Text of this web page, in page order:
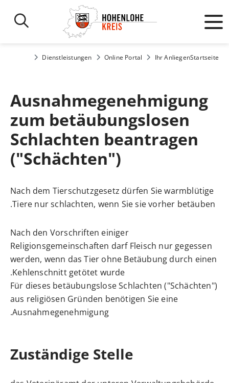
Startseite
Ihr Anliegen
Online Portal
Dienstleistungen
Ausnahmegenehmigung
zum betäubungslosen
Schlachten beantragen
("Schächten")
Nach dem Tierschutzgesetz dürfen Sie warmblütige
Tiere nur schlachten, wenn Sie sie vorher betäuben.
Nach den Vorschriften einiger
Religionsgemeinschaften darf Fleisch nur gegessen
werden, wenn das Tier ohne Betäubung durch einen
Kehlenschnitt getötet wurde.
Für dieses betäubungslose Schlachten ("Schächten")
aus religiösen Gründen benötigen Sie eine
Ausnahmegenehmigung.
Zuständige Stelle